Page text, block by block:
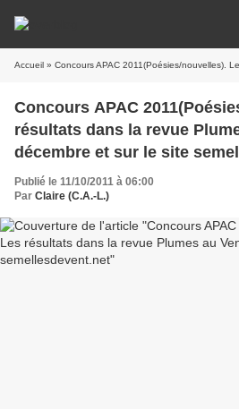
Accueil » Concours APAC 2011(Poésies/nouvelles). Les résultats dans la revue
Concours APAC
résultats dans la revue
décembre et sur le site
Publié le 11/10/2011 à 06:00
Par Claire (C.A.-L.)